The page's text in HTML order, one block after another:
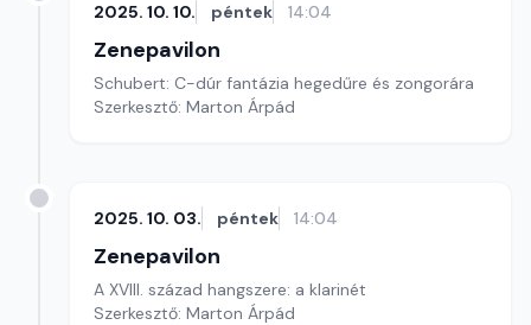
2025. 10. 10. péntek 14:04
Zenepavilon
Schubert: C-dúr fantázia hegedűre és zongorára
Szerkesztő: Marton Árpád
2025. 10. 03. péntek 14:04
Zenepavilon
A XVIII. század hangszere: a klarinét
Szerkesztő: Marton Árpád